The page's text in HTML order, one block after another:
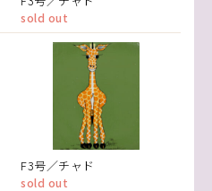
sold out
F3号／チャド
sold out